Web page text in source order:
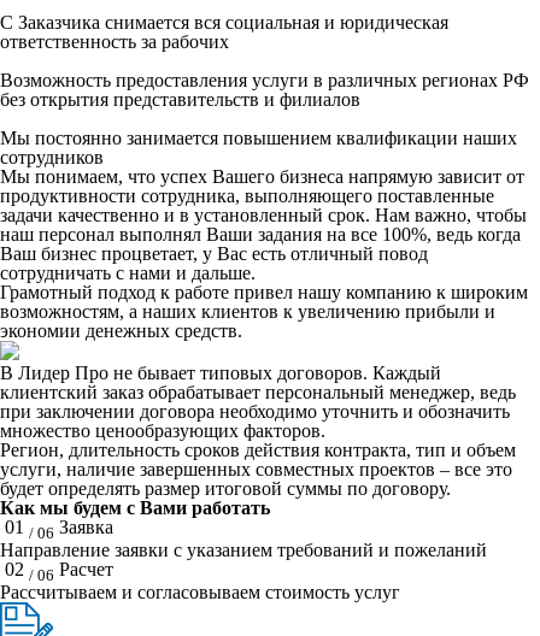
С Заказчика снимается вся социальная и юридическая
ответственность за рабочих
Возможность предоставления услуги в различных регионах РФ
без открытия представительств и филиалов
Мы постоянно занимается повышением квалификации наших
сотрудников
Мы понимаем, что успех Вашего бизнеса напрямую зависит от
продуктивности сотрудника, выполняющего поставленные
задачи качественно и в установленный срок. Нам важно, чтобы
наш персонал выполнял Ваши задания на все 100%, ведь когда
Ваш бизнес процветает, у Вас есть отличный повод
сотрудничать с нами и дальше.
Грамотный подход к работе привел нашу компанию к широким
возможностям, а наших клиентов к увеличению прибыли и
экономии денежных средств.
В Лидер Про не бывает типовых договоров. Каждый
клиентский заказ обрабатывает персональный менеджер, ведь
при заключении договора необходимо уточнить и обозначить
множество ценообразующих факторов.
Регион, длительность сроков действия контракта, тип и объем
услуги, наличие завершенных совместных проектов – все это
будет определять размер итоговой суммы по договору.
Как мы будем с Вами работать
01 / 06 Заявка
Направление заявки с указанием требований и пожеланий
02 / 06 Расчет
Рассчитываем и согласовываем стоимость услуг